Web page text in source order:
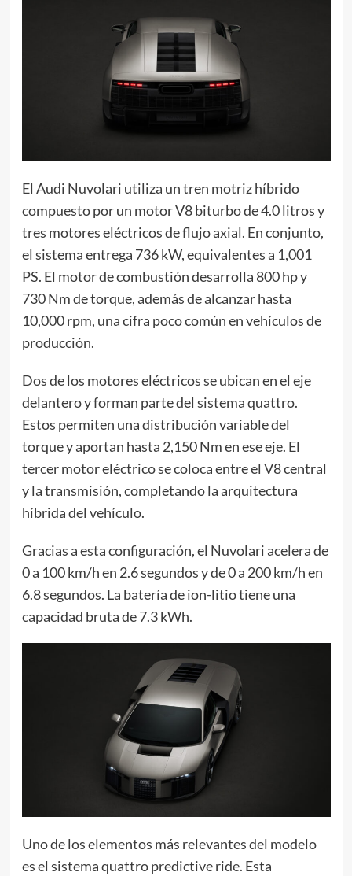
El Audi Nuvolari utiliza un tren motriz híbrido
compuesto por un motor V8 biturbo de 4.0 litros y
tres motores eléctricos de flujo axial. En conjunto,
el sistema entrega 736 kW, equivalentes a 1,001
PS. El motor de combustión desarrolla 800 hp y
730 Nm de torque, además de alcanzar hasta
10,000 rpm, una cifra poco común en vehículos de
producción.
Dos de los motores eléctricos se ubican en el eje
delantero y forman parte del sistema quattro.
Estos permiten una distribución variable del
torque y aportan hasta 2,150 Nm en ese eje. El
tercer motor eléctrico se coloca entre el V8 central
y la transmisión, completando la arquitectura
híbrida del vehículo.
Gracias a esta configuración, el Nuvolari acelera de
0 a 100 km/h en 2.6 segundos y de 0 a 200 km/h en
6.8 segundos. La batería de ion-litio tiene una
capacidad bruta de 7.3 kWh.
Uno de los elementos más relevantes del modelo
es el sistema quattro predictive ride. Esta